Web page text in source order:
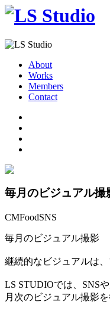
About
Works
Members
Contact
毎月のビジュアル撮
CMFoodSNS
毎月のビジュアル撮影
継続的なビジュアルは
LS STUDIOでは、SNS
月次のビジュアル撮影を